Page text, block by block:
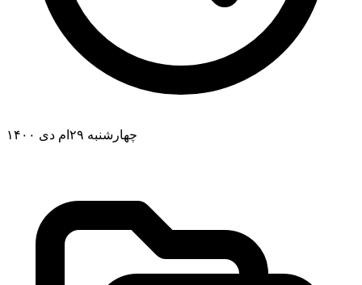
چهارشنبه ۲۹ام دی ۱۴۰۰